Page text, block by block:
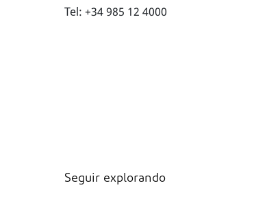
Tel: +34 985 12 4000
Seguir explorando